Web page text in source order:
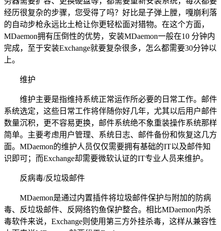
经历很复杂的步骤，您受得了吗？好比是子弹上膛，嘎崩利落
的自动步枪永远比土枪让你更轻松面对猎物。在这个方面，
MDaemon拥有压倒性的优势，安装MDaemon一般在10 分钟内
完成，至于安装Exchange就要复杂很多，怎么都需要30分钟以
上。
维护
维护主要是指维持系统正常运作所必要的日常工作。邮件
系统选定，这些日常工作将伴随你好几年，尤其以后用户邮件
数量沉积，更不容易更换，邮件系统绝不象重装操作系统那样
简单。主要考虑用户管理、系统日志、邮件备份和恢复这几方
面。MDaemon的维护人员仅仅需要拥有基础的IT以及邮件知
识即可；而Exchange却需要微软认证的IT专业人员来维护。
反病毒/反垃圾邮件
MDaemon是通过内置插件将垃圾邮件保护与附加的防病
毒、反垃圾邮件、反网络钓鱼保护整合。相比MDaemon内杀
毒软件来说，Exchange则使用第三方外挂杀毒，这样从兼容性